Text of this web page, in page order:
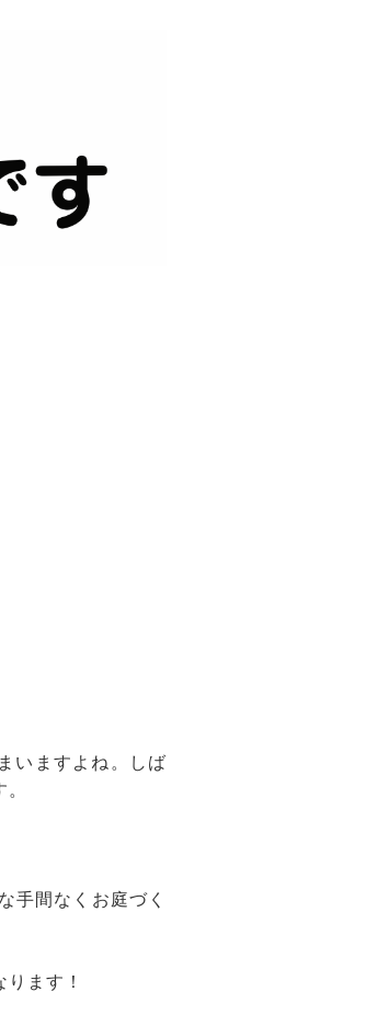
いますよね。しば
手間なくお庭づく
ます！